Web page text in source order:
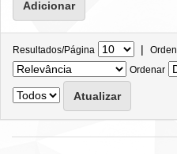
Resultados/Página |
Ordenar